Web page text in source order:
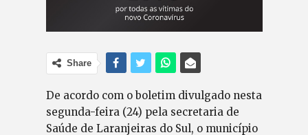
Share
De acordo com o boletim divulgado nesta
segunda-feira (24) pela secretaria de
Saúde de Laranjeiras do Sul, o município